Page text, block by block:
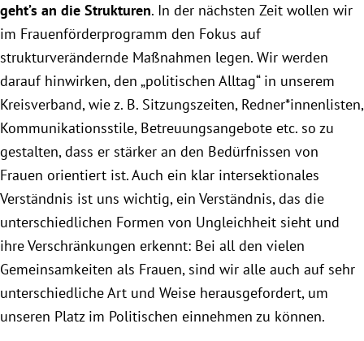
Patenschaftsprogramm
Bayern
München
Zur Person
Kontakt
Presse
Termine
geht’s an die Strukturen. In der nächsten Zeit wollen wir
im Frauenförderprogramm den Fokus auf
strukturverändernde Maßnahmen legen. Wir werden
darauf hinwirken, den „politischen Alltag“ in unserem
Kreisverband, wie z. B. Sitzungszeiten, Redner*innenlisten,
Kommunikationsstile, Betreuungsangebote etc. so zu
gestalten, dass er stärker an den Bedürfnissen von
Frauen orientiert ist. Auch ein klar intersektionales
Verständnis ist uns wichtig, ein Verständnis, das die
unterschiedlichen Formen von Ungleichheit sieht und
ihre Verschränkungen erkennt: Bei all den vielen
Gemeinsamkeiten als Frauen, sind wir alle auch auf sehr
unterschiedliche Art und Weise herausgefordert, um
unseren Platz im Politischen einnehmen zu können.